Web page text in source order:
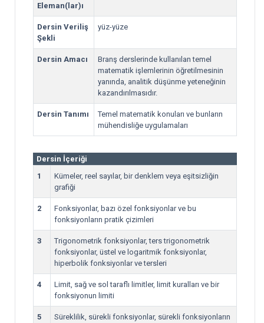
Eleman(lar)ı
Dersin Veriliş
Şekli
yüz-yüze
Dersin Amacı
Branş derslerinde kullanılan temel
matematik işlemlerinin öğretilmesinin
yanında, analitik düşünme yeteneğinin
kazandırılmasıdır.
Dersin Tanımı
Temel matematik konuları ve bunların
mühendisliğe uygulamaları
Dersin İçeriği
1
Kümeler, reel sayılar, bir denklem veya eşitsizliğin
grafiği
2
Fonksiyonlar, bazı özel fonksiyonlar ve bu
fonksiyonların pratik çizimleri
3
Trigonometrik fonksiyonlar, ters trigonometrik
fonksiyonlar, üstel ve logaritmik fonksiyonlar,
hiperbolik fonksiyonlar ve tersleri
4
Limit, sağ ve sol taraflı limitler, limit kuralları ve bir
fonksiyonun limiti
5
Süreklilik, sürekli fonksiyonlar, sürekli fonksiyonların